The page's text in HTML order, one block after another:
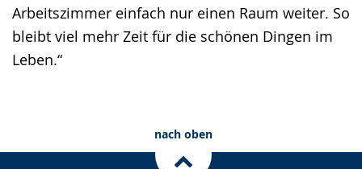
Arbeitszimmer einfach nur einen Raum weiter. So
bleibt viel mehr Zeit für die schönen Dingen im
Leben.“
nach oben